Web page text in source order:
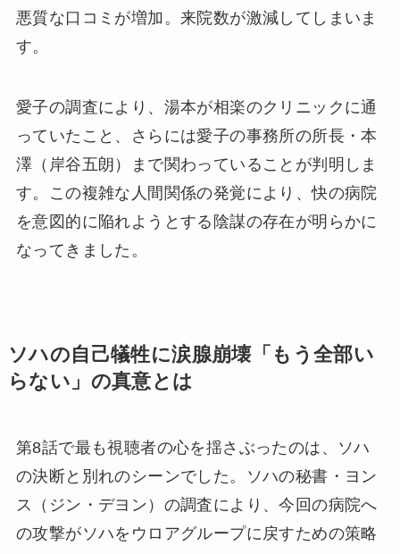
悪質な口コミが増加。来院数が激減してしまいま
す。
愛子の調査により、湯本が相楽のクリニックに通
っていたこと、さらには愛子の事務所の所長・本
澤（岸谷五朗）まで関わっていることが判明しま
す。この複雑な人間関係の発覚により、快の病院
を意図的に陥れようとする陰謀の存在が明らかに
なってきました。
ソハの自己犠牲に涙腺崩壊「もう全部い
らない」の真意とは
第8話で最も視聴者の心を揺さぶったのは、ソハ
の決断と別れのシーンでした。ソハの秘書・ヨン
ス（ジン・デヨン）の調査により、今回の病院へ
の攻撃がソハをウロアグループに戻すための策略